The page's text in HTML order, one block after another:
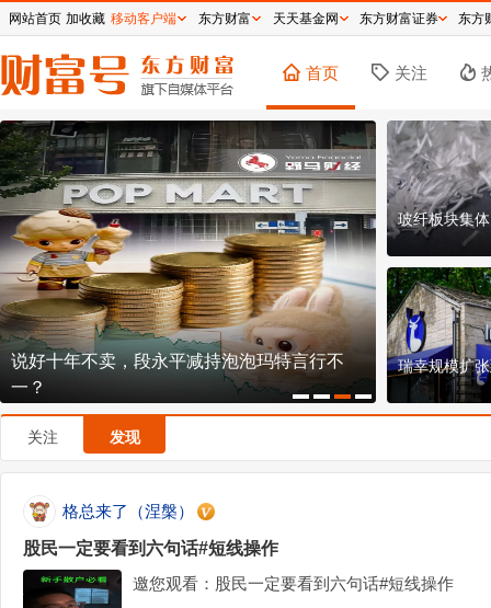
首页 关注
说好十年不卖，段永平减持泡泡玛特言行不
一？
椰子水第一
玻纤板块集
瑞幸规模扩
关注 发现
格总来了（涅槃）
股民一定要看到六句话#短线操作
邀您观看：股民一定要看到六句话#短线操作
网站首页 加收藏 移动客户端 东方财富 天天基金网 东方财富证券 东方